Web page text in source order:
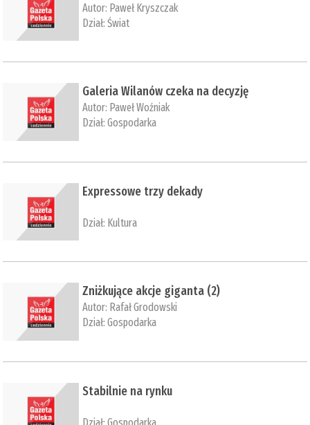
Autor: Paweł Kryszczak
Dział:Świat
Galeria Wilanów czeka na decyzję
Autor: Paweł Woźniak
Dział:Gospodarka
Expressowe trzy dekady
Dział: Kultura
Zniżkujące akcje giganta (2)
Autor: Rafał Grodowski
Dział:Gospodarka
Stabilnie na rynku
Dział:Gospodarka